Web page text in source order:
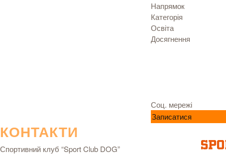
Напрямок
Категорія
Освіта
Досягнення
Соц. мережі
Записатися
КОНТАКТИ
Спортивний клуб “Sport Club DOG”